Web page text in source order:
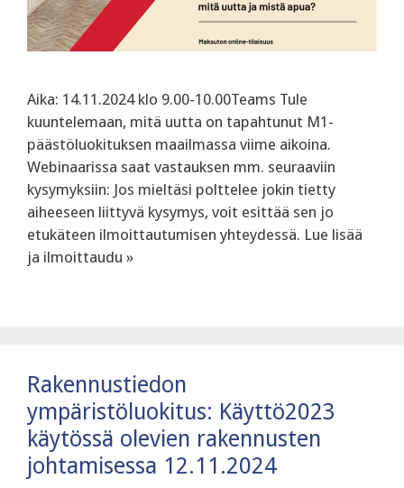
Aika: 14.11.2024 klo 9.00-10.00Teams Tule
kuuntelemaan, mitä uutta on tapahtunut M1-
päästöluokituksen maailmassa viime aikoina.
Webinaarissa saat vastauksen mm. seuraaviin
kysymyksiin: Jos mieltäsi polttelee jokin tietty
aiheeseen liittyvä kysymys, voit esittää sen jo
etukäteen ilmoittautumisen yhteydessä. Lue lisää
ja ilmoittaudu »
Rakennustiedon
ympäristöluokitus: Käyttö2023
käytössä olevien rakennusten
johtamisessa 12.11.2024